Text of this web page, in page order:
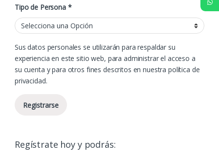
Tipo de Persona *
Sus datos personales se utilizarán para respaldar su
experiencia en este sitio web, para administrar el acceso a
su cuenta y para otros fines descritos en nuestra política de
privacidad.
Registrarse
Regístrate hoy y podrás: